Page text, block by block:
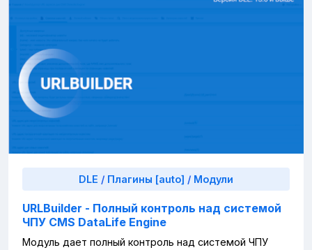
DLE / Плагины [auto] / Модули
URLBuilder - Полный контроль над системой
ЧПУ CMS DataLife Engine
Модуль дает полный контроль над системой ЧПУ